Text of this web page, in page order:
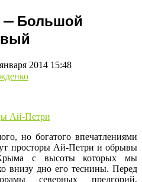
— Большой
2014 15:48
но богатого впечатлениями
просторы Ай-Петри и обрывы
с высоты которых мы
внизу дно его теснины. Перед
северных предгорий,